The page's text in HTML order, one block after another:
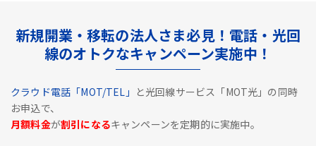
新規開業・移転の法人さま必見！電話・光回
線のオトクなキャンペーン実施中！
クラウド電話「MOT/TEL」 と光回線サービス「MOT光」の同時
お申込で、
月額料金が割引になるキャンペーンを定期的に実施中。